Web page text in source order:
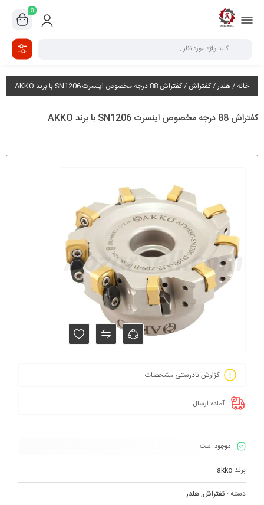
0
خانه/هلدر/کفتراش/ کفتراش 88 درجه مخصوص اینسرت SN1206 با برند AKKO
کفتراش 88 درجه مخصوص اینسرت SN1206 با برند AKKO
گزارش نادرستی مشخصات
آماده ارسال
موجود است
برند akko
دسته :کفتراش,هلدر